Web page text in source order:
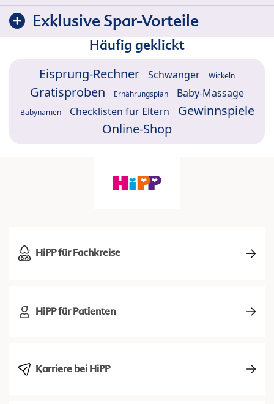
Exklusive Spar-Vorteile
Häufig geklickt
Eisprung-Rechner Schwanger Wickeln
Gratisproben Ernährungsplan Baby-Massage
Babynamen Checklisten für Eltern
Gewinnspiele
Online-Shop
HiPP für Fachkreise
HiPP für Patienten
Karriere bei HiPP